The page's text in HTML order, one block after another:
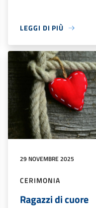
LEGGI DI PIÙ
29 NOVEMBRE 2025
CERIMONIA
Ragazzi di cuore